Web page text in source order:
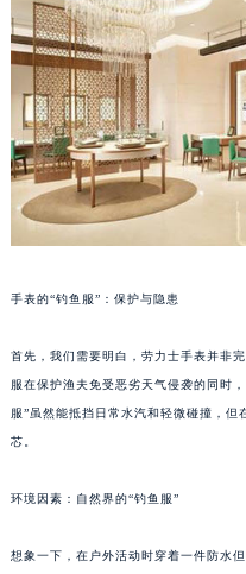
手表的“钓鱼服”：保护与隐患
首先，我们需要明白，劳力士手表并非
服在保护渔夫免受恶劣天气侵袭的同时
服”虽然能抵挡日常水汽和轻微碰撞，
芯。
环境因素：自然界的“钓鱼服”
想象一下，在户外活动时穿着一件防水